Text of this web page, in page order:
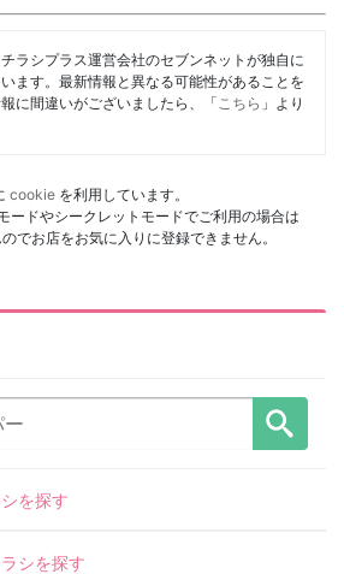
ラシプラス運営会社のセブンネットが独自に
ます。最新情報と異なる可能性があることを
に間違いがございましたら、「 こちら 」より
cookie を利用しています。
ードやシークレットモードでご利用の場合は
でお店をお気に入りに登録できません。
を探す
シを探す